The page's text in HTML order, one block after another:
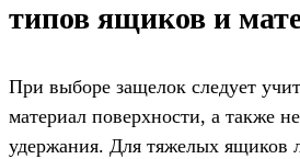
типов ящиков и
При выборе защелок следует
материал поверхности, а также
удержания. Для тяжелых ящиков